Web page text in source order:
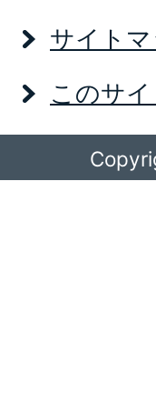
サイト
このサ